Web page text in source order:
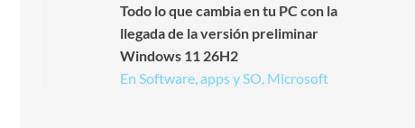
Todo lo que cambia en tu PC con la
llegada de la versión preliminar
Windows 11 26H2
En Software, apps y SO, Microsoft